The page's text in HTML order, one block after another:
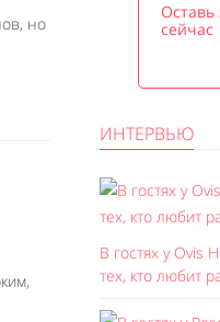
но
Оставь
сейчас
ИНТЕРВЬЮ
В гостях у Ovis
тех, кто любит